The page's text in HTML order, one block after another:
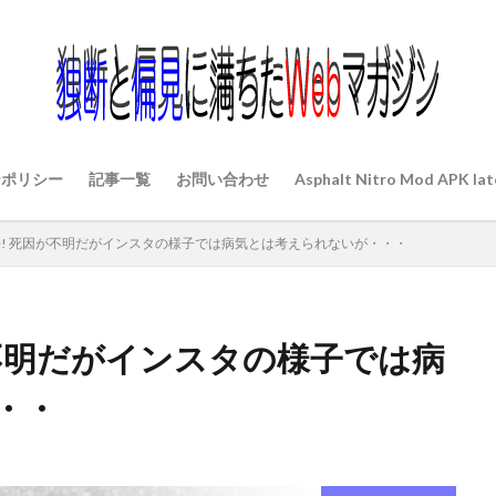
リシー 記事一覧 お問い合わせ Asphalt Nitro Mod APK
死因が不明だがインスタの様子では病気とは考えられないが・・・
だがインスタの様子では病
・